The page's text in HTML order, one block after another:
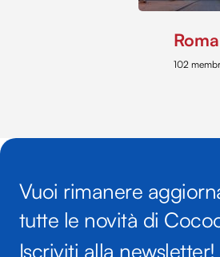
Roma
102
Vuoi rimanere
tutte le novità di
Iscriviti alla newsletter!